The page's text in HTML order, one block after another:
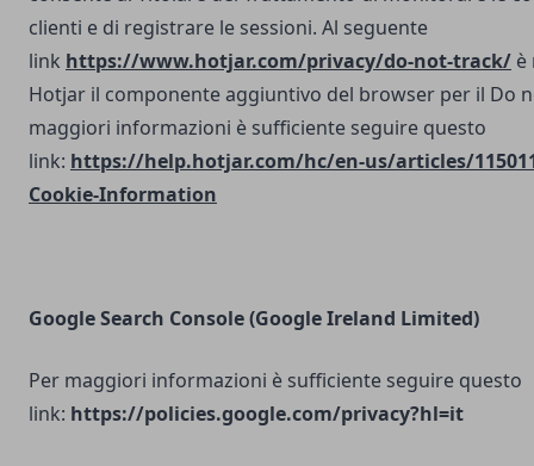
clienti e di registrare le sessioni. Al seguente
link https://www.hotjar.com/privacy/do-not-track/ è
Hotjar il componente aggiuntivo del browser per il Do
maggiori informazioni è sufficiente seguire questo
link: https://help.hotjar.com/hc/en-us/articles/
Cookie-Information
Google Search Console(Google Ireland Limited)
Per maggiori informazioni è sufficiente seguire questo
link: https://policies.google.com/privacy?hl=it